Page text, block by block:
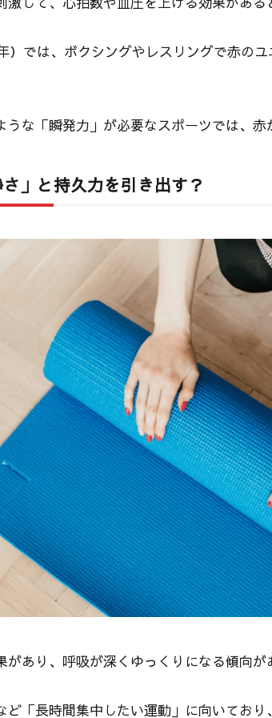
）では、ボクシングやレスリングで赤の
うな「瞬発力」が必要なスポーツでは、赤
」と持久力を引き出す？
あり、呼吸が深くゆっくりになる傾向が
ど「長時間集中したい運動」に向いてお